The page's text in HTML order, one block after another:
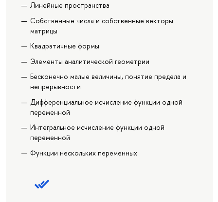
Линейные пространства
Собственные числа и собственные векторы
матрицы
Квадратичные формы
Элементы аналитической геометрии
Бесконечно малые величины, понятие предела и
непрерывности
Дифференциальное исчисление функции одной
переменной
Интегральное исчисление функции одной
переменной
Функции нескольких переменных